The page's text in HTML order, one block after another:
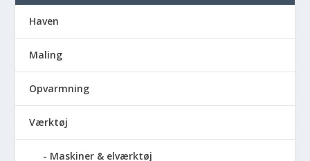
Haven
Maling
Opvarmning
Værktøj
Maskiner & elværktøj